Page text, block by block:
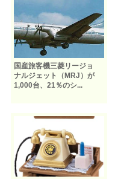
国産旅客機三菱リージョ
ナルジェット（MRJ）が
1,000台、21％のシ...